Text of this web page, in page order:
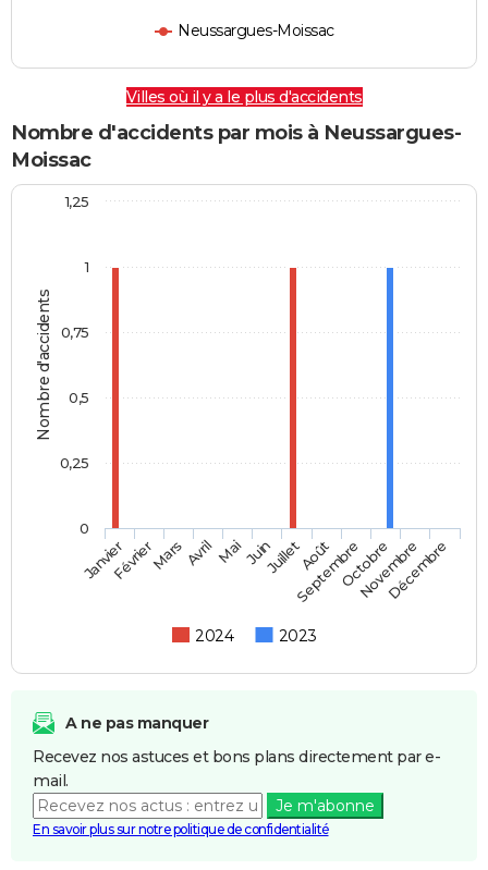
Neussargues-Moissac
Villes où il y a le plus d'accidents
Nombre d'accidents par mois à Neussargues-
Moissac
Nombre d'accidents
2024 2023
JanvierFévrierMars AvrilMaiJuinJuilletAoût
SeptembreOctobre
Novembre
Décembre
0
1
0,25
0,5
0,75
1,25
A ne pas manquer
Recevez nos astuces et bons plans directement par e-
mail.
Je m'abonne
En savoir plus sur notre politique de confidentialité